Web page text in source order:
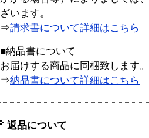
ざいます。
⇒請求書について詳細はこちら
■納品書について
お届けする商品に同梱致します。
⇒納品書について詳細はこちら
返品について